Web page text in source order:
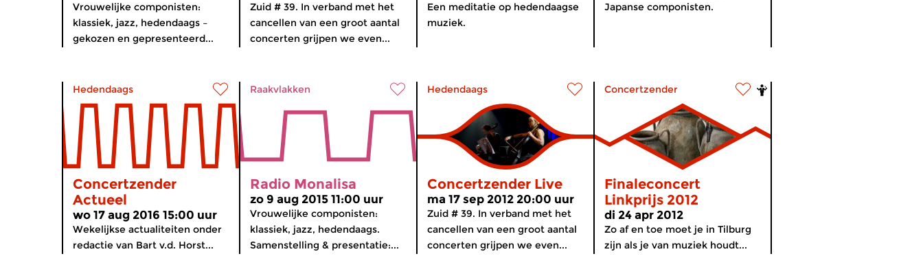
Vrouwelijke componisten:
klassiek, jazz, hedendaags –
gekozen en gepresenteerd...
Zuid # 39. In verband met het
cancellen van een groot aantal
concerten grijpen we even...
Een meditatie op hedendaagse
muziek.
Japanse componisten.
Hedendaags
Concertzender
Actueel
wo 17 aug 2016 15:00 uur
Wekelijkse actualiteiten onder
redactie van Bart v.d. Horst...
Raakvlakken
Radio Monalisa
zo 9 aug 2015 11:00 uur
Vrouwelijke componisten:
klassiek, jazz, hedendaags.
Samenstelling & presentatie:...
Hedendaags
Concertzender Live
ma 17 sep 2012 20:00 uur
Zuid # 39. In verband met het
cancellen van een groot aantal
concerten grijpen we even...
Concertzender
Finaleconcert
Linkprijs 2012
di 24 apr 2012
Zo af en toe moet je in Tilburg
zijn als je van muziek houdt...